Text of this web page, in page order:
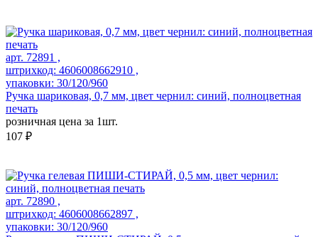
арт. 72891 ,
штрихкод: 4606008662910 ,
упаковки: 30/120/960
Ручка шариковая, 0,7 мм, цвет чернил: синий, полноцветная
печать
розничная цена за 1шт.
107 ₽
арт. 72890 ,
штрихкод: 4606008662897 ,
упаковки: 30/120/960